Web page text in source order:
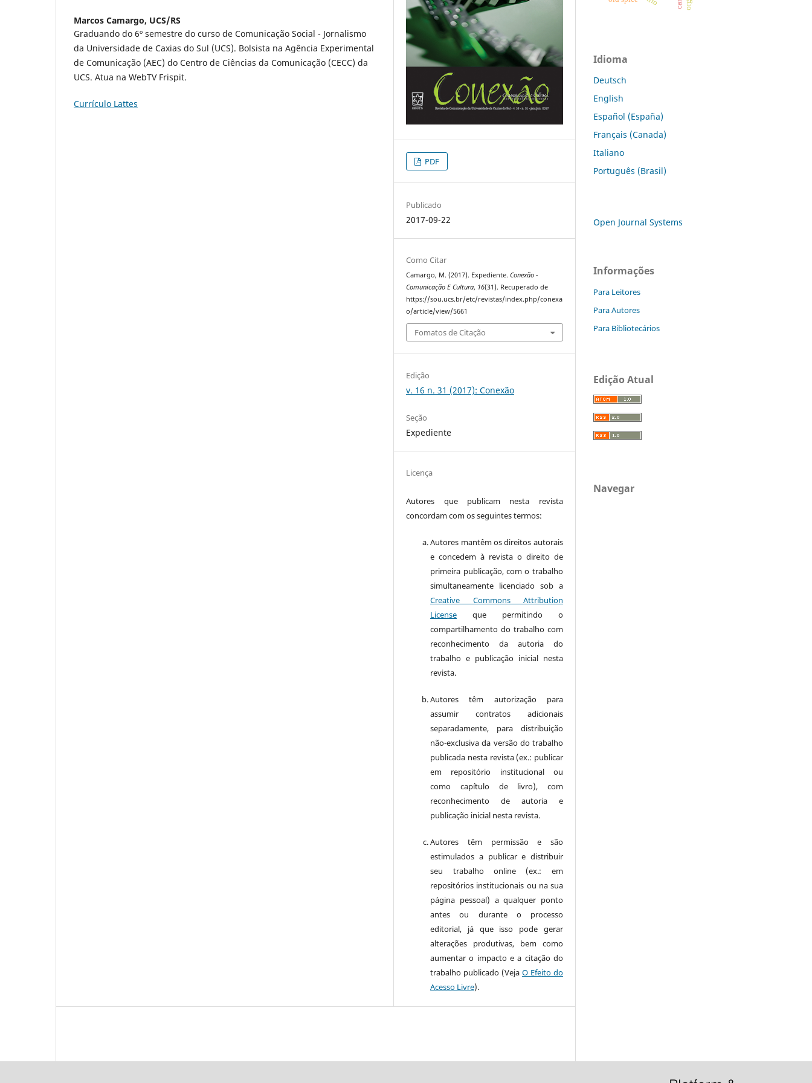
Marcos Camargo, UCS/RS
Graduando do 6º semestre do curso de Comunicação Social - Jornalismo
da Universidade de Caxias do Sul (UCS). Bolsista na Agência Experimental
de Comunicação (AEC) do Centro de Ciências da Comunicação (CECC) da
UCS. Atua na WebTV Frispit.
Currículo Lattes
PDF
Publicado
2017-09-22
Como Citar
Camargo, M. (2017). Expediente.Conexão -
Comunicação E Cultura, 16(31). Recuperado de
https://sou.ucs.br/etc/revistas/index.php/conexa
o/article/view/5661
Fomatos de Citação
Edição
v. 16 n. 31 (2017): Conexão
Seção
Expediente
Licença
Autores que publicam nesta revista
concordam com os seguintes termos:
Autores mantêm os direitos autorais
e concedem à revista o direito de
primeira publicação, com o trabalho
simultaneamente licenciado sob a
Creative Commons Attribution
License que permitindo o
compartilhamento do trabalho com
reconhecimento da autoria do
trabalho e publicação inicial nesta
revista.
Autores têm autorização para
assumir contratos adicionais
separadamente, para distribuição
não-exclusiva da versão do trabalho
publicada nesta revista (ex.: publicar
em repositório institucional ou
como capítulo de livro), com
reconhecimento de autoria e
publicação inicial nesta revista.
Autores têm permissão e são
estimulados a publicar e distribuir
seu trabalho online (ex.: em
repositórios institucionais ou na sua
página pessoal) a qualquer ponto
antes ou durante o processo
editorial, já que isso pode gerar
alterações produtivas, bem como
aumentar o impacto e a citação do
trabalho publicado (Veja O Efeito do
Acesso Livre).
Idioma
Deutsch
English
Español (España)
Français (Canada)
Italiano
Português (Brasil)
Open Journal Systems
Informações
Para Leitores
Para Autores
Para Bibliotecários
Edição Atual
Navegar